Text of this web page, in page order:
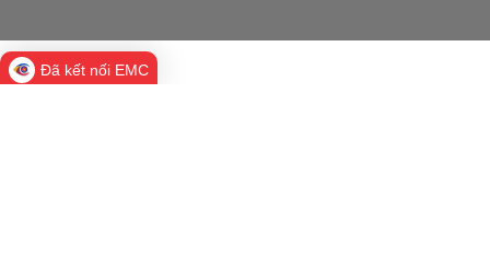
Đã kết nối EMC